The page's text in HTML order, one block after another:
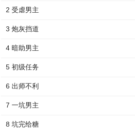
2 受虐男主
3 炮灰挡道
4 暗助男主
5 初级任务
6 出师不利
7 一坑男主
8 坑完给糖